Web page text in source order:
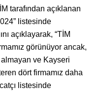
tarafından açıklanan
listesinde
açıklayarak, “TİM
görünüyor ancak,
ve Kayseri
dört firmamız daha
listesinde